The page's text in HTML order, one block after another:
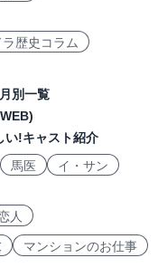
歴史コラム
別一覧
い!キャスト紹介
馬医
イ・サン
人
マンションのお仕事